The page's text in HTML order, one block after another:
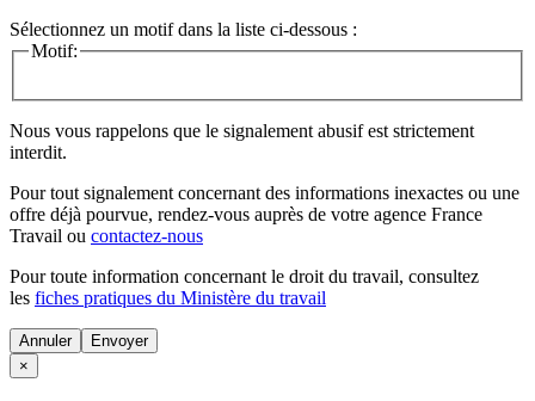
Sélectionnez un motif dans la liste ci-dessous :
Motif:
Nous vous rappelons que le signalement abusif est strictement
interdit.
Pour tout signalement concernant des informations inexactes ou une
offre déjà pourvue, rendez-vous auprès de votre agence France
Travail ou contactez-nous
Pour toute information concernant le droit du travail, consultez
les fiches pratiques du Ministère du travail
Annuler
×